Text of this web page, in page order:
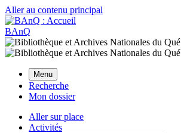
Aller au contenu principal
BAnQ
Menu
Recherche
Mon dossier
Aller sur place
Activités